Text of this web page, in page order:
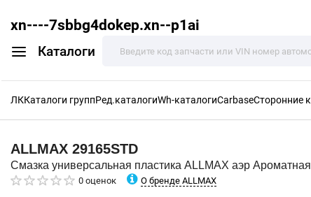
xn----7sbbg4dokep.xn--p1ai
Каталоги
ЛККаталоги группРед.каталогиWh-каталогиCarbaseСторонние
ALLMAX 29165STD
Смазка универсальная пластика ALLMAX аэр
0 оценок О бренде ALLMAX